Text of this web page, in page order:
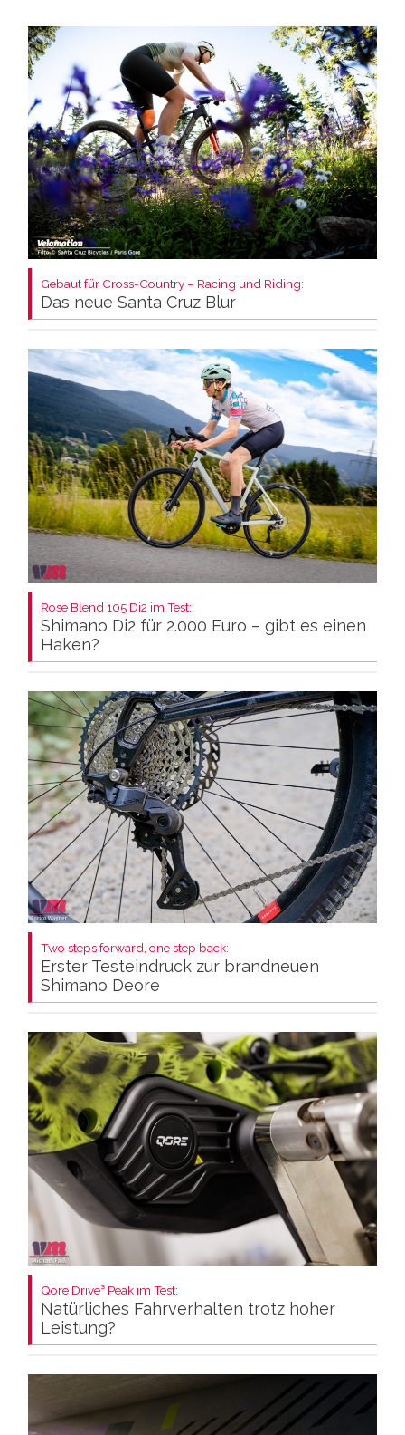
Gebaut für Cross-Country – Racing und Riding:
Das neue Santa Cruz Blur
Rose Blend 105 Di2 im Test:
Shimano Di2 für 2.000 Euro – gibt es einen
Haken?
Two steps forward, one step back:
Erster Testeindruck zur brandneuen
Shimano Deore
Qore Drive³ Peak im Test:
Natürliches Fahrverhalten trotz hoher
Leistung?